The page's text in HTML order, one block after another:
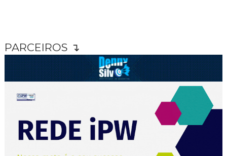
PARCEIROS ↴